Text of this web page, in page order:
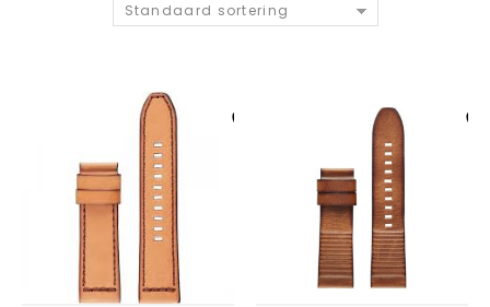
Standaard sortering